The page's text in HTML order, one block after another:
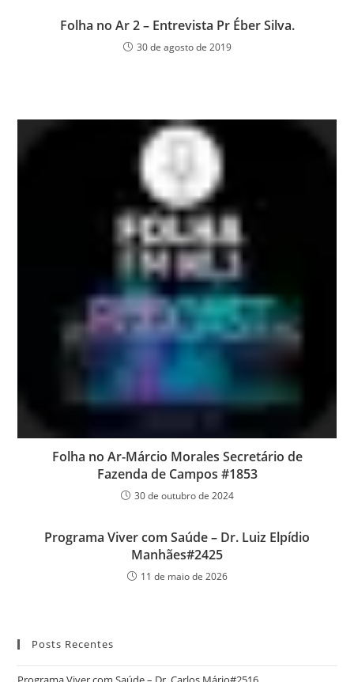
Folha no Ar 2 – Entrevista Pr Éber Silva.
30 de agosto de 2019
Folha no Ar-Márcio Morales Secretário de
Fazenda de Campos #1853
30 de outubro de 2024
Programa Viver com Saúde – Dr. Luiz Elpídio
Manhães#2425
11 de maio de 2026
Posts Recentes